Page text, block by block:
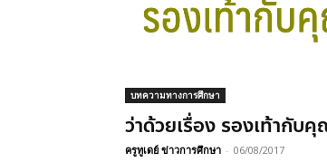
บทความทางการศึกษา
ว่าด้วยเรื่อง รองเท้ากับ
ครูทูเดย์ ข่าวการศึกษา - 06/08/2017